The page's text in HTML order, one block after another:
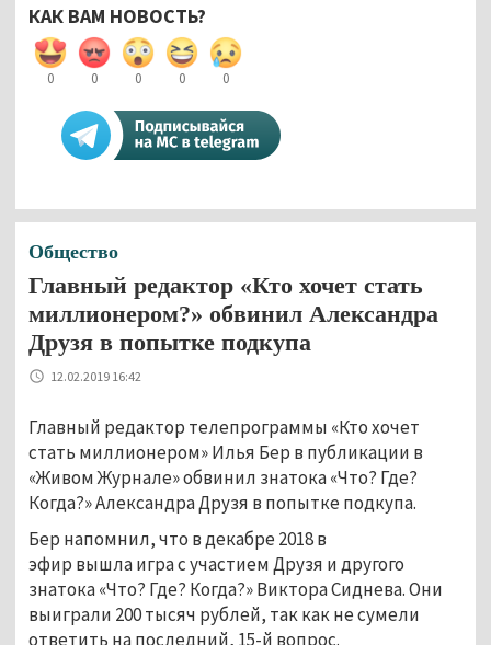
КАК ВАМ НОВОСТЬ?
0 0 0 0 0
Общество
Главный редактор «Кто хочет стать
миллионером?» обвинил Александра
Друзя в попытке подкупа
12.02.2019 16:42
Главный редактор телепрограммы «Кто хочет
стать миллионером» Илья Бер в публикации в
«Живом Журнале» обвинил знатока «Что? Где?
Когда?» Александра Друзя в попытке подкупа.
Бер напомнил, что в декабре 2018 в
эфир вышла игра с участием Друзя и другого
знатока «Что? Где? Когда?» Виктора Сиднева. Они
выиграли 200 тысяч рублей, так как не сумели
ответить на последний, 15-й вопрос.